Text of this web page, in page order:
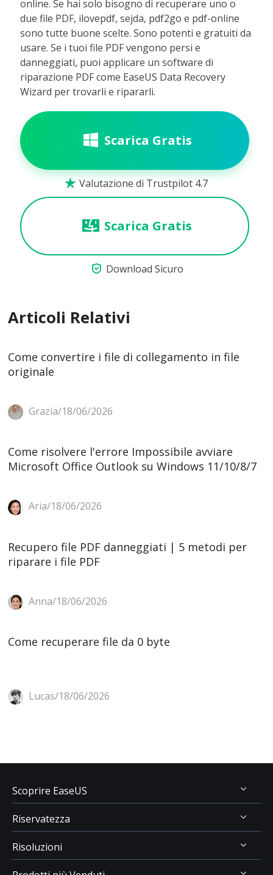
online. Se hai solo bisogno di recuperare uno o
due file PDF, ilovepdf, sejda, pdf2go e pdf-online
sono tutte buone scelte. Sono potenti e gratuiti da
usare. Se i tuoi file PDF vengono persi e
danneggiati, puoi applicare un software di
riparazione PDF come EaseUS Data Recovery
Wizard per trovarli e ripararli.
Scarica Gratis
 Valutazione di Trustpilot 4.7
Scarica Gratis
 Download Sicuro
Articoli Relativi
Come convertire i file di collegamento in file
originale
Grazia/18/06/2026
Come risolvere l'errore Impossibile avviare
Microsoft Office Outlook su Windows 11/10/8/7
Aria/18/06/2026
Recupero file PDF danneggiati | 5 metodi per
riparare i file PDF
Anna/18/06/2026
Come recuperare file da 0 byte
Lucas/18/06/2026
Scoprire EaseUS
Chi Siamo
Recensioni & Premi
Contatta EaseUS
Riservatezza
Disinstallazione
Risoluzioni